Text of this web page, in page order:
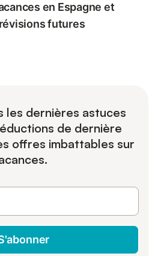
en Espagne et
futures
les dernières astuces
de dernière
offres imbattables sur